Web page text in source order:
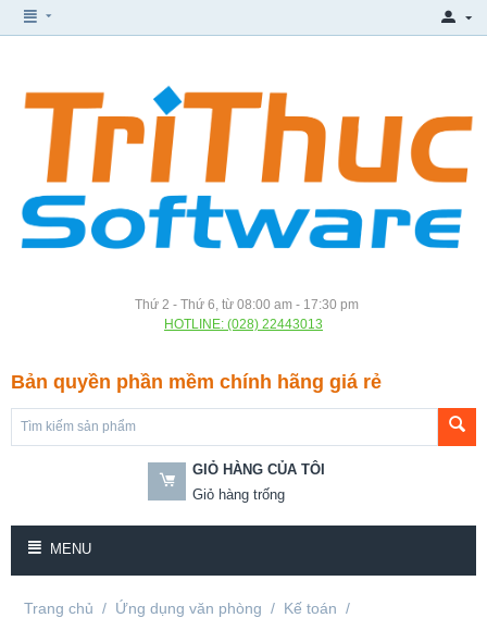
Thứ 2 - Thứ 6, từ 08:00 am - 17:30 pm
HOTLINE: (028) 22443013
Bản quyền phần mềm chính hãng giá rẻ
GIỎ HÀNG CỦA TÔI
Giỏ hàng trống
MENU
Trang chủ / Ứng dụng văn phòng / Kế toán /